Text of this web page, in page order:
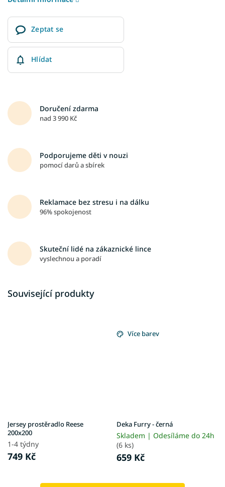
Zeptat se
Hlídat
Doručení zdarma
nad 3 990 Kč
Podporujeme děti v nouzi
pomocí darů a sbírek
Reklamace bez stresu i na dálku
96% spokojenost
Skuteční lidé na zákaznické lince
vyslechnou a poradí
Související produkty
Jersey prostěradlo Reese
200x200
1-4 týdny
749 Kč
Více barev
Deka Furry - černá
Skladem | Odesíláme do 24h
(6 ks)
659 Kč